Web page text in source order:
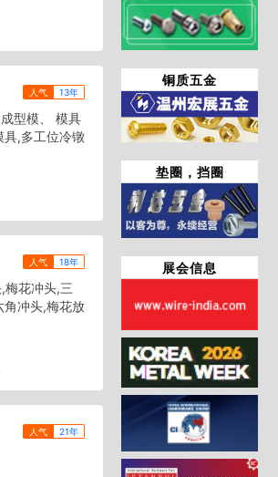
铜质五金
垫圈，挡圈
展会信息
人气 13年
型模、 模具
,多工位冷镦
人气 18年
梅花冲头,三
角冲头,梅花放
人气 21年